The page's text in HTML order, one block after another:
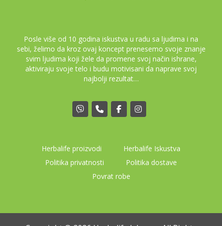
Posle više od 10 godina iskustva u radu sa ljudima i na
sebi, želimo da kroz ovaj koncept prenesemo svoje znanje
svim ljudima koji žele da promene svoj način ishrane,
aktiviraju svoje telo i budu motivisani da naprave svoj
najbolji rezultat…
Herbalife proizvodi
Herbalife Iskustva
Politika privatnosti
Politika dostave
Povrat robe